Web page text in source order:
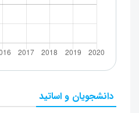
دانشجویان و اساتید